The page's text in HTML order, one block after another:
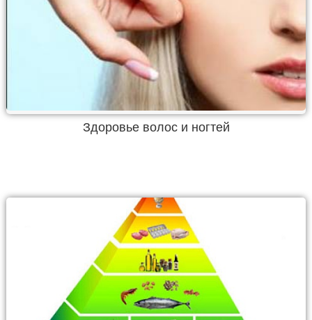
Здоровье волос и ногтей